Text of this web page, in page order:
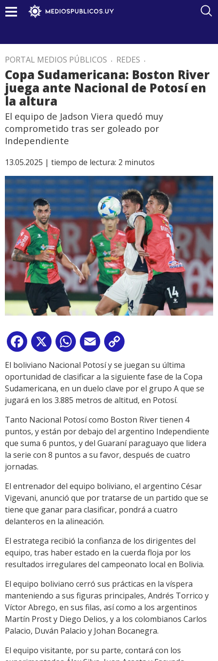
PORTAL MEDIOS PÚBLICOS . REDES .
Copa Sudamericana: Boston River
juega ante Nacional de Potosí en
la altura
El equipo de Jadson Viera quedó muy
comprometido tras ser goleado por
Independiente
13.05.2025 | tiempo de lectura: 2 minutos
Facebook
X WhatsApp
Email
Link
El boliviano Nacional Potosí y se juegan su última
oportunidad de clasificar a la siguiente fase de la Copa
Sudamericana, en un duelo clave por el grupo A que se
jugará en los 3.885 metros de altitud, en Potosí.
Tanto Nacional Potosí como Boston River tienen 4
puntos, y están por debajo del argentino Independiente
que suma 6 puntos, y del Guaraní paraguayo que lidera
la serie con 8 puntos a su favor, después de cuatro
jornadas.
El entrenador del equipo boliviano, el argentino César
Vigevani, anunció que por tratarse de un partido que se
tiene que ganar para clasificar, pondrá a cuatro
delanteros en la alineación.
El estratega recibió la confianza de los dirigentes del
equipo, tras haber estado en la cuerda floja por los
resultados irregulares del campeonato local en Bolivia.
El equipo boliviano cerró sus prácticas en la víspera
manteniendo a sus figuras principales, Andrés Torrico y
Víctor Abrego, en sus filas, así como a los argentinos
Martín Prost y Diego Delios, y a los colombianos Carlos
Palacio, Duván Palacio y Johan Bocanegra.
El equipo visitante, por su parte, contará con los